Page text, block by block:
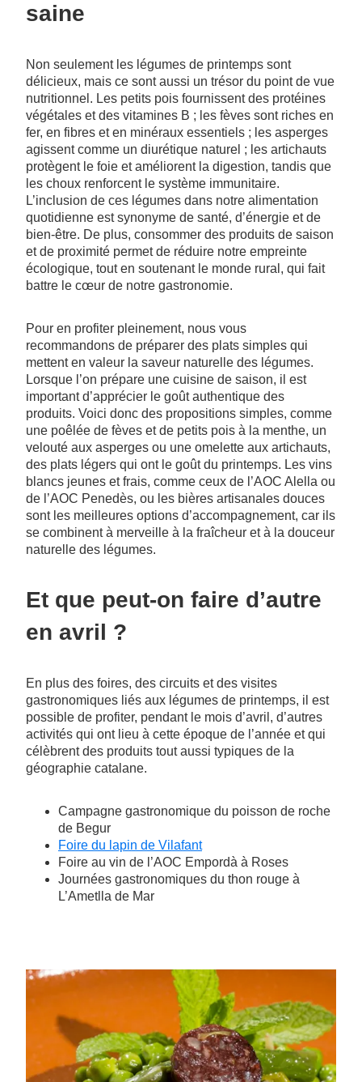
saine
Non seulement les légumes de printemps sont
délicieux, mais ce sont aussi un trésor du point de vue
nutritionnel. Les petits pois fournissent des protéines
végétales et des vitamines B ; les fèves sont riches en
fer, en fibres et en minéraux essentiels ; les asperges
agissent comme un diurétique naturel ; les artichauts
protègent le foie et améliorent la digestion, tandis que
les choux renforcent le système immunitaire.
L’inclusion de ces légumes dans notre alimentation
quotidienne est synonyme de santé, d’énergie et de
bien-être. De plus, consommer des produits de saison
et de proximité permet de réduire notre empreinte
écologique, tout en soutenant le monde rural, qui fait
battre le cœur de notre gastronomie.
Pour en profiter pleinement, nous vous
recommandons de préparer des plats simples qui
mettent en valeur la saveur naturelle des légumes.
Lorsque l’on prépare une cuisine de saison, il est
important d’apprécier le goût authentique des
produits. Voici donc des propositions simples, comme
une poêlée de fèves et de petits pois à la menthe, un
velouté aux asperges ou une omelette aux artichauts,
des plats légers qui ont le goût du printemps. Les vins
blancs jeunes et frais, comme ceux de l’AOC Alella ou
de l’AOC Penedès, ou les bières artisanales douces
sont les meilleures options d’accompagnement, car ils
se combinent à merveille à la fraîcheur et à la douceur
naturelle des légumes.
Et que peut-on faire d’autre
en avril ?
En plus des foires, des circuits et des visites
gastronomiques liés aux légumes de printemps, il est
possible de profiter, pendant le mois d’avril, d’autres
activités qui ont lieu à cette époque de l’année et qui
célèbrent des produits tout aussi typiques de la
géographie catalane.
Campagne gastronomique du poisson de roche
de Begur
Foire du lapin de Vilafant
Foire au vin de l’AOC Empordà à Roses
Journées gastronomiques du thon rouge à
L’Ametlla de Mar